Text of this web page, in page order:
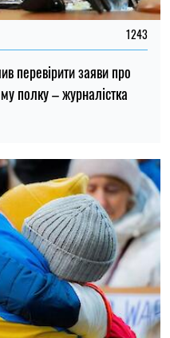
1243
перевірити заяви про
полку – журналістка